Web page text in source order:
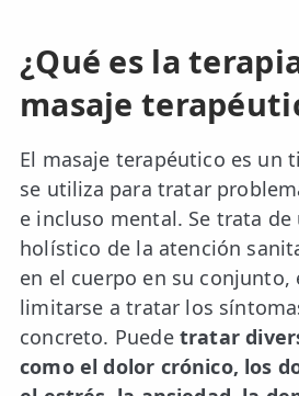
✅ Ondas de Choque
✅ EPTE - EPI
ESTÉTICA
✨ Fisioestética
✨ Radiofrecuencia INDIBA
✨ Drenaje Linfático Manual
✨ Presoterapia
¿Qué es la
masaje
El masaje terapéutico es un
se utiliza para tratar
e incluso mental. Se trata
holístico de la atención
en el cuerpo en su conjunto,
limitarse a tratar los
concreto. Puede tratar
como el dolor crónico, los